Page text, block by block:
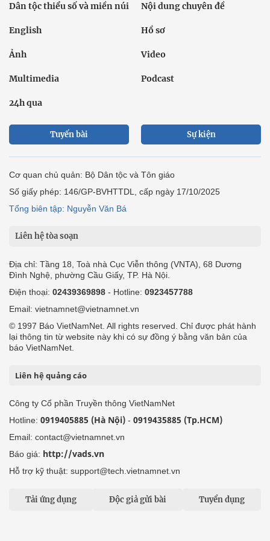
Dân tộc thiểu số và miền núi Nội dung chuyên đề
English Hồ sơ
Ảnh Video
Multimedia Podcast
24h qua
Tuyến bài Sự kiện
Cơ quan chủ quản: Bộ Dân tộc và Tôn giáo
Số giấy phép: 146/GP-BVHTTDL, cấp ngày 17/10/2025
Tổng biên tập: Nguyễn Văn Bá
Liên hệ tòa soạn
Địa chỉ: Tầng 18, Toà nhà Cục Viễn thông (VNTA), 68 Dương
Đình Nghệ, phường Cầu Giấy, TP. Hà Nội.
Điện thoại: 02439369898 - Hotline: 0923457788
Email: vietnamnet@vietnamnet.vn
© 1997 Báo VietNamNet. All rights reserved. Chỉ được phát hành
lại thông tin từ website này khi có sự đồng ý bằng văn bản của
báo VietNamNet.
Liên hệ quảng cáo
Công ty Cổ phần Truyền thông VietNamNet
Hotline: 0919405885 (Hà Nội) - 0919435885 (Tp.HCM)
Email: contact@vietnamnet.vn
Báo giá: http://vads.vn
Hỗ trợ kỹ thuật: support@tech.vietnamnet.vn
Tải ứng dụng Độc giả gửi bài Tuyển dụng